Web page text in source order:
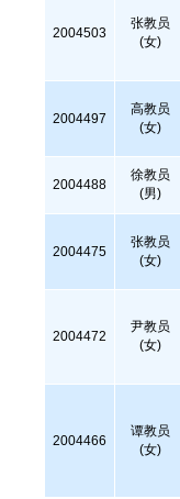
2004503
张教员
(女)
2004497
高教员
(女)
2004488
徐教员
(男)
2004475
张教员
(女)
2004472
尹教员
(女)
2004466
谭教员
(女)